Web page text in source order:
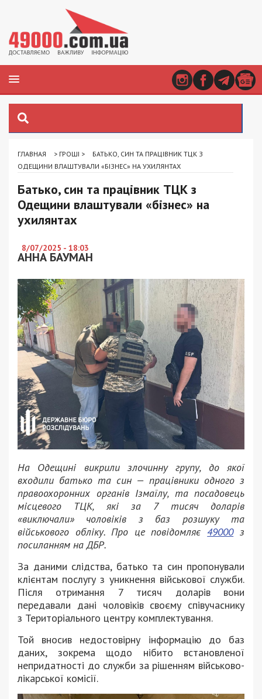
ГЛАВНАЯ > ГРОШІ >
БАТЬКО, СИН ТА ПРАЦІВНИК ТЦК З
ОДЕЩИНИ ВЛАШТУВАЛИ «БІЗНЕС» НА УХИЛЯНТАХ
Батько, син та працівник ТЦК з
Одещини влаштували «бізнес» на
ухилянтах
8/07/2025 - 18:03
АННА БАУМАН
На Одещині викрили злочинну групу, до якої
входили батько та син — працівники одного з
правоохоронних органів Ізмаїлу, та посадовець
місцевого ТЦК, які за 7 тисяч доларів
«виключали» чоловіків з баз розшуку та
військового обліку. Про це повідомляє49000з
посиланням на ДБР.
За даними слідства, батько та син пропонували
клієнтам послугу з уникнення військової служби.
Після отримання 7 тисяч доларів вони
передавали дані чоловіків своєму співучаснику
з Територіального центру комплектування.
Той вносив недостовірну інформацію до баз
даних, зокрема щодо нібито встановленої
непридатності до служби за рішенням військово-
лікарської комісії.